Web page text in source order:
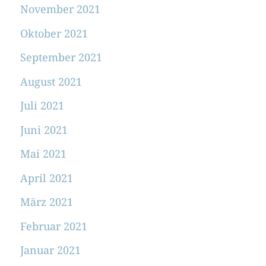
November 2021
Oktober 2021
September 2021
August 2021
Juli 2021
Juni 2021
Mai 2021
April 2021
März 2021
Februar 2021
Januar 2021